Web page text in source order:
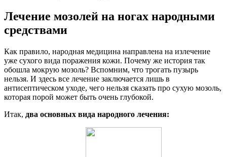
Лечение мозолей на ногах народными
средствами
Как правило, народная медицина направлена на излечение
уже сухого вида поражения кожи. Почему же история так
обошла мокрую мозоль? Вспомним, что трогать пузырь
нельзя. И здесь все лечение заключается лишь в
антисептическом уходе, чего нельзя сказать про сухую мозоль,
которая порой может быть очень глубокой.
Итак, два основных вида народного лечения: